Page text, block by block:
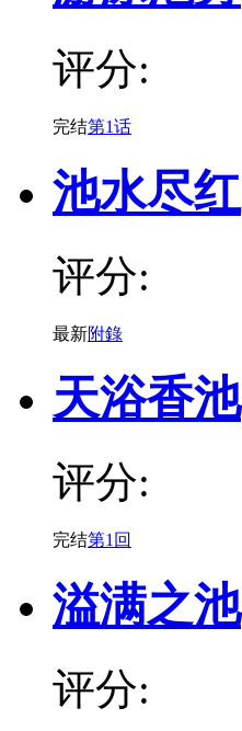
评分:
完结第1话
池水尽红
评分:
最新附錄
天浴香池
评分:
完结第1回
溢满之池
评分: